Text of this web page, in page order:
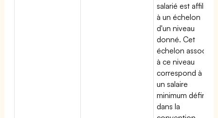
salarié est affilié
à un échelon
d'un niveau
donné. Cet
échelon associé
à ce niveau
correspond à
un salaire
minimum défini
dans la